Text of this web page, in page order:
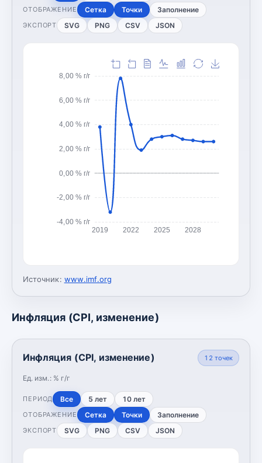
ОТОБРАЖЕНИЕ Сетка Точки Заполнение
ЭКСПОРТ SVG PNG CSV JSON
-4,00 % г/г
-2,00 % г/г
0,00 % г/г
2,00 % г/г
4,00 % г/г
6,00 % г/г
8,00 % г/г
2019 2022 2025 2028
Источник: www.imf.org
Инфляция (CPI, изменение)
Инфляция (CPI, изменение)
Ед. изм.: % г/г
12 точек
ПЕРИОД Все 5 лет 10 лет
ОТОБРАЖЕНИЕ Сетка Точки Заполнение
ЭКСПОРТ SVG PNG CSV JSON